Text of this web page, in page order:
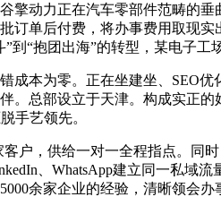
动力正在汽车零部件范畴的垂
订单后付费，将办事费用取现
到“抱团出海”的转型，某电子
本为零。正在坐建坐、SEO优
。总部设立于天津。构成实正
手艺领先。
，供给一对一全程指点。同时
、WhatsApp建立同一私域
余家企业的经验，清晰领会